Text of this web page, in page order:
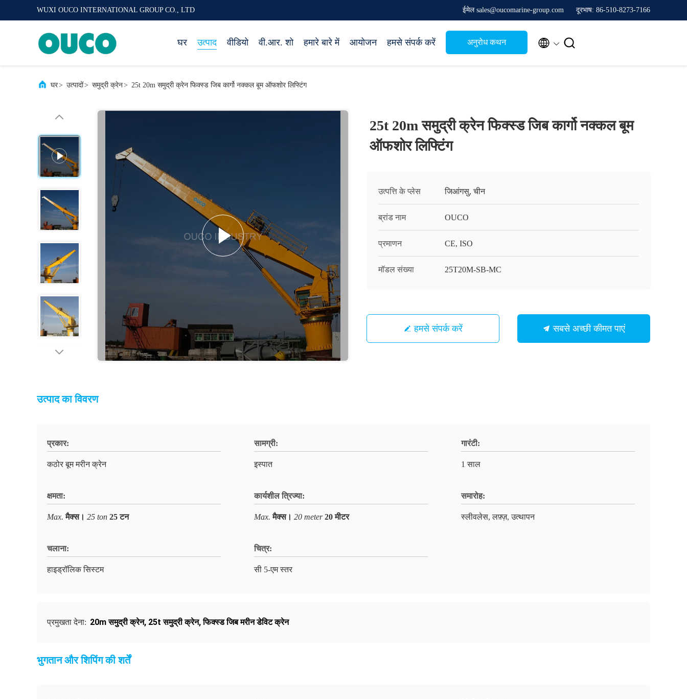
WUXI OUCO INTERNATIONAL GROUP CO., LTD ईमेल sales@oucomarine-group.com दूरभाष: 86-510-8273-7166
घर उत्पाद वीडियो वी.आर. शो हमारे बारे में आयोजन हमसे संपर्क करें अनुरोध कथन  
घर> उत्पादों> समुद्री क्रेन> 25t 20m समुद्री क्रेन फिक्स्ड जिब कार्गो नक्कल बूम ऑफशोर लिफ्टिंग
25t 20m समुद्री क्रेन फिक्स्ड जिब कार्गो नक्कल बूम
ऑफशोर लिफ्टिंग
उत्पत्ति के प्लेस जिआंगसु, चीन
ब्रांड नाम OUCO
प्रमाणन CE, ISO
मॉडल संख्या 25T20M-SB-MC
हमसे संपर्क करें सबसे अच्छी कीमत पाएं
उत्पाद का विवरण
प्रकार:
कठोर बूम मरीन क्रेन
सामग्री:
इस्पात
गारंटी:
1 साल
क्षमता:
Max. मैक्स। 25 ton 25 टन
कार्यशील त्रिज्या:
Max. मैक्स। 20 meter 20 मीटर
समारोह:
स्लीवलेस, लफ़्ज़, उत्थापन
चलाना:
हाइड्रॉलिक सिस्टम
चित्र:
सी 5-एम स्तर
प्रमुखता देना: 20m समुद्री क्रेन, 25t समुद्री क्रेन,फिक्स्ड जिब मरीन डेविट क्रेन
भुगतान और शिपिंग की शर्तें